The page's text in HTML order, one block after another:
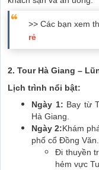
>> Các bạn xem
rẻ
2. Tour Hà Giang –
Lịch trình nổi bật:
Ngày 1: Bay từ
Hà Giang.
Ngày 2:Khám
phố cổ Đồng Văn.
Đi thuyền
hẻm vực